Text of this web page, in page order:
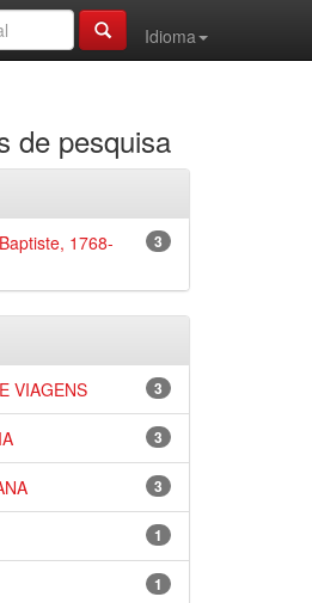
Idioma
de pesquisa
3
1768-
3
VIAGENS
3
3
1
1